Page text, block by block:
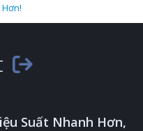
Suất Nhanh Hơn,